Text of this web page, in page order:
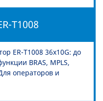
T1008
ER-T1008 36x10G: до
BRAS, MPLS,
операторов и